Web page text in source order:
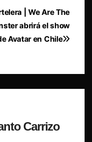
| We Are The
abrirá el show
Avatar en Chile
Carrizo